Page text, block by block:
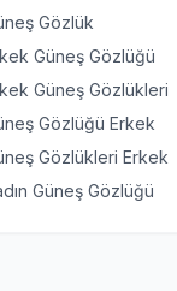
Gözlük
Güneş Gözlüğü
Güneş Gözlükleri
Gözlüğü Erkek
Gözlükleri Erkek
Güneş Gözlüğü